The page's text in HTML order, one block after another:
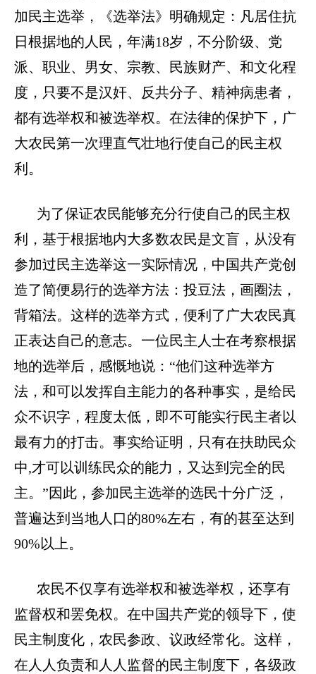
加民主选举，《选举法》明确规定：凡居住抗
日根据地的人民，年满18岁，不分阶级、党
派、职业、男女、宗教、民族财产、和文化程
度，只要不是汉奸、反共分子、精神病患者，
都有选举权和被选举权。在法律的保护下，广
大农民第一次理直气壮地行使自己的民主权
利。
为了保证农民能够充分行使自己的民主权
利，基于根据地内大多数农民是文盲，从没有
参加过民主选举这一实际情况，中国共产党创
造了简便易行的选举方法：投豆法，画圈法，
背箱法。这样的选举方式，便利了广大农民真
正表达自己的意志。一位民主人士在考察根据
地的选举后，感慨地说： “他们这种选举方
法，和可以发挥自主能力的各种事实，是给民
众不识字，程度太低，即不可能实行民主者以
最有力的打击。事实给证明，只有在扶助民众
中,才可以训练民众的能力，又达到完全的民
主。”因此，参加民主选举的选民十分广泛，
普遍达到当地人口的80%左右，有的甚至达到
90%以上。
农民不仅享有选举权和被选举权，还享有
监督权和罢免权。在中国共产党的领导下，使
民主制度化，农民参政、议政经常化。这样，
在人人负责和人人监督的民主制度下，各级政